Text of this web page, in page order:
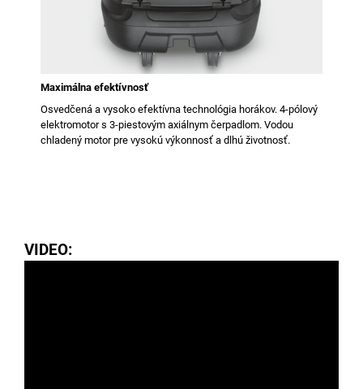
Maximálna efektívnosť
Osvedčená a vysoko efektívna technológia horákov. 4-pólový
elektromotor s 3-piestovým axiálnym čerpadlom. Vodou
chladený motor pre vysokú výkonnosť a dlhú životnosť.
VIDEO: